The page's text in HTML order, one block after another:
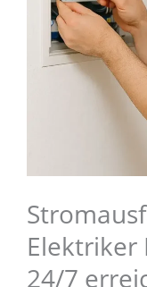
Elektriker
24/7